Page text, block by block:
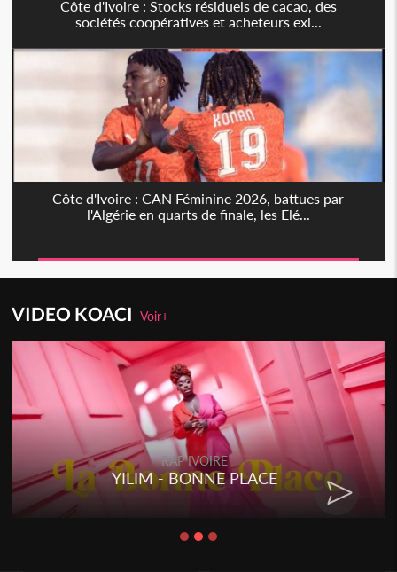
Côte d'Ivoire : Stocks résiduels de cacao, des
sociétés coopératives et acheteurs exi...
Côte d'Ivoire : CAN Féminine 2026, battues par
l'Algérie en quarts de finale, les Elé...
VIDEO KOACIVoir+
RAP IVOIRE
YILIM - BONNE PLACE